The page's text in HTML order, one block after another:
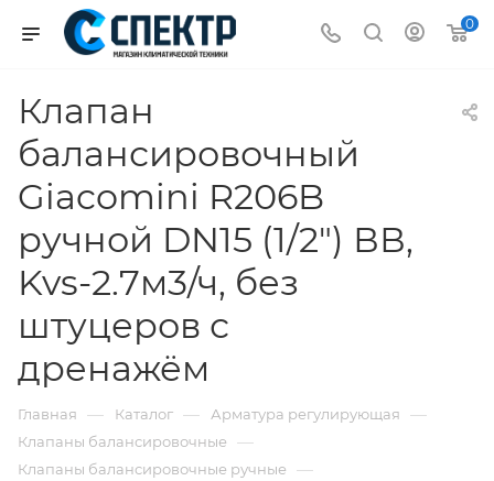
0
Клапан
балансировочный
Giacomini R206B
ручной DN15 (1/2") ВВ,
Kvs-2.7м3/ч, без
штуцеров с
дренажём
Главная — Каталог — Арматура регулирующая —
Клапаны балансировочные —
Клапаны балансировочные ручные —